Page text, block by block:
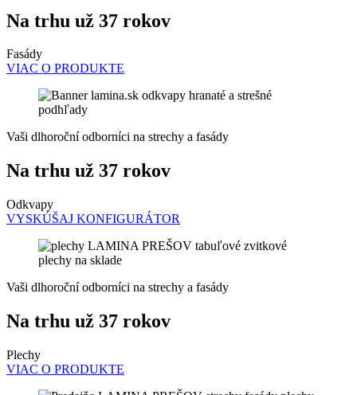
Na trhu už 37 rokov
Fasády
VIAC O PRODUKTE
Vaši dlhoroční odborníci na strechy a fasády
Na trhu už 37 rokov
Odkvapy
VYSKÚŠAJ KONFIGURÁTOR
Vaši dlhoroční odborníci na strechy a fasády
Na trhu už 37 rokov
Plechy
VIAC O PRODUKTE